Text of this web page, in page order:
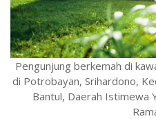
Pengunjung berkemah di
di Potrobayan, Srihardono,
Bantul, Daerah Istimewa